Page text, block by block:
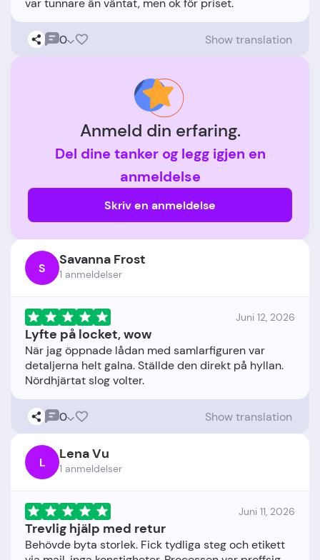
0 Show translation
Anmeld din erfaring.
Del dine tanker og legg igjen en
anmeldelse
Skriv en anmeldelse
S Savanna Frost
1 anmeldelser
Juni 12, 2026
Lyfte på locket, wow
När jag öppnade lådan med samlarfiguren var
detaljerna helt galna. Ställde den direkt på hyllan.
0 Show translation
L Lena Vu
1 anmeldelser
Juni 11, 2026
Trevlig hjälp med retur
Behövde byta storlek. Fick tydliga steg och etikett